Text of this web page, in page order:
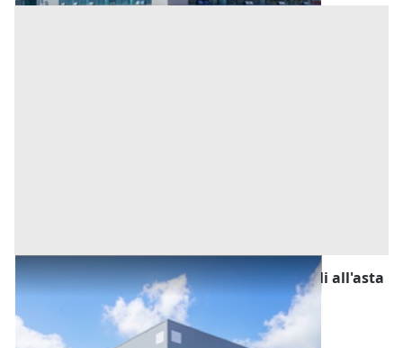
Fabbricati Costruiti per Esigenze Industriali all'asta
a Padova
Offerta minima
110.756,25 € 147.675 €